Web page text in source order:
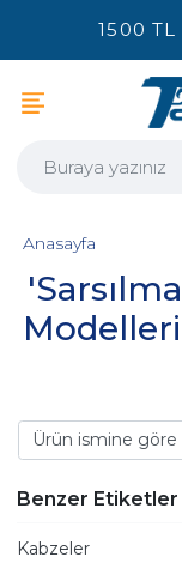
1500 TL
Anasayfa
Benzer Etiketler
Kabzeler